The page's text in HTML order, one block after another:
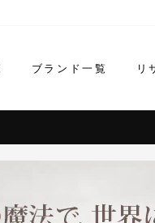
ブランド一覧 リ